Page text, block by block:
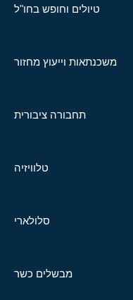
טיולים וחופש בחו"ל
משכנתאות וייעוץ מחזור
תחבורה ציבורית
טלוויזיה
סלולארי
מבשלים כשר